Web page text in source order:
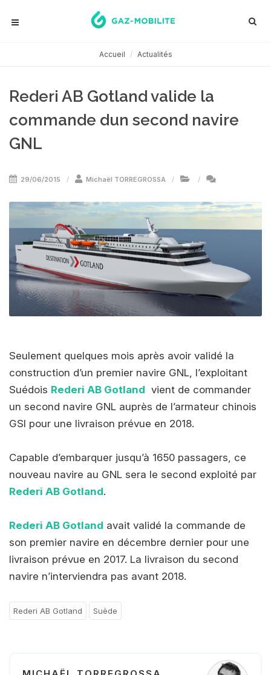
Accueil Actualités
Rederi AB Gotland valide la
commande dun second navire
GNL
29/06/2015 Michaël TORREGROSSA
Seulement quelques mois après avoir validé la
construction d’un premier navire GNL, l’exploitant
Suédois Rederi AB Gotland vient de commander
un second navire GNL auprès de l’armateur chinois
GSI pour une livraison prévue en 2018.
Capable d’embarquer jusqu’à 1650 passagers, ce
nouveau navire au GNL sera le second exploité par
Rederi AB Gotland.
Rederi AB Gotland avait validé la commande de
son premier navire en décembre dernier pour une
livraison prévue en 2017. La livraison du second
navire n’interviendra pas avant 2018.
Rederi AB Gotland Suède